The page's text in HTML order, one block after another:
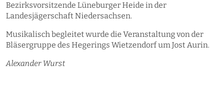
Bezirksvorsitzende Lüneburger Heide in der
Landesjägerschaft Niedersachsen.
Musikalisch begleitet wurde die Veranstaltung von der
Bläsergruppe des Hegerings Wietzendorf um Jost Aurin.
Alexander Wurst